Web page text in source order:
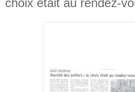
choix était au rendez-